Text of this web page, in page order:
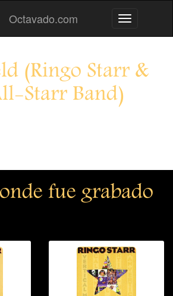
Octavado.com Toggle
(Ringo Starr &
Starr Band)
fue grabado